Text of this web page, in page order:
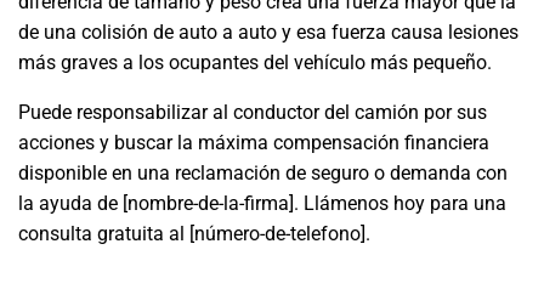
de una colisión de auto a auto y esa fuerza causa lesiones
más graves a los ocupantes del vehículo más pequeño.
Puede responsabilizar al conductor del camión por sus
acciones y buscar la máxima compensación financiera
disponible en una reclamación de seguro o demanda con
la ayuda de [nombre-de-la-firma]. Llámenos hoy para una
consulta gratuita al [número-de-telefono].